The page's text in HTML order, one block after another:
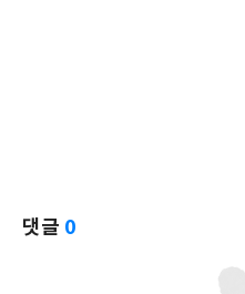
댓글 0